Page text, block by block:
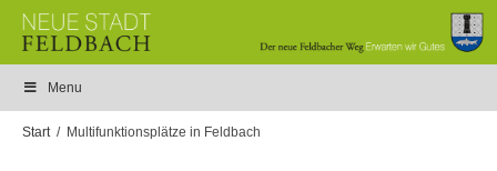
Menu
Start Multifunktionsplätze in Feldbach